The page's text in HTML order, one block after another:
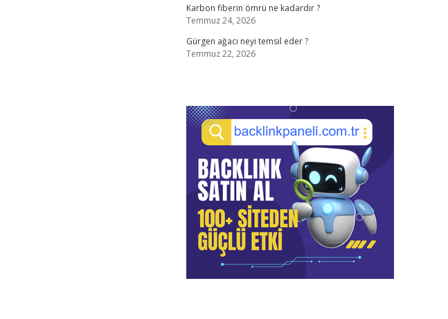
Karbon fiberin ömrü ne kadardır ?
Temmuz 24, 2026
Gürgen ağacı neyi temsil eder ?
Temmuz 22, 2026